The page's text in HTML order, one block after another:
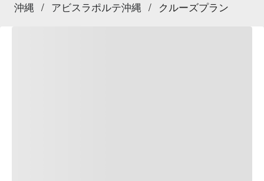
沖縄 / アビスラポルテ沖縄 / クルーズプラン